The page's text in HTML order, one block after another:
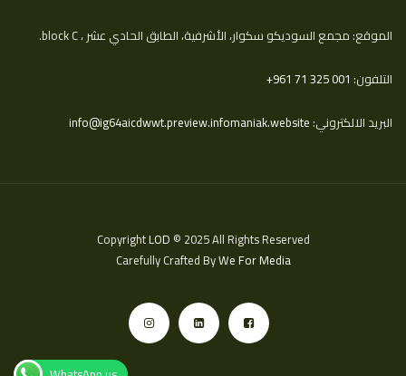
الموقع: مجمع السوديكو سكوار، الأشرفية، الطابق الحادي عشر ، block C.
التلفون: ‎+961 71 325 001
البريد الالكتروني:info@ig64aicdwwt.preview.infomaniak.website
CopyrightLOD © 2025 All Rights Reserved
Carefully Crafted ByWe For Media